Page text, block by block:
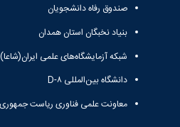
صندوق رفاه دانشجویان
بنیاد نخبگان استان همدان
شبکه آزمایشگاه‌های علمی ایران(شاعا)
دانشگاه بین‌المللی D-۸
معاونت علمی فناوری ریاست جمهوری